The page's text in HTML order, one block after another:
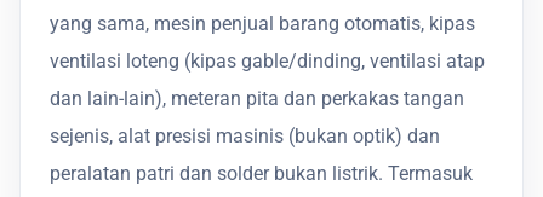
yang sama, mesin penjual barang otomatis, kipas
ventilasi loteng (kipas gable/dinding, ventilasi atap
dan lain-lain), meteran pita dan perkakas tangan
sejenis, alat presisi masinis (bukan optik) dan
peralatan patri dan solder bukan listrik. Termasuk